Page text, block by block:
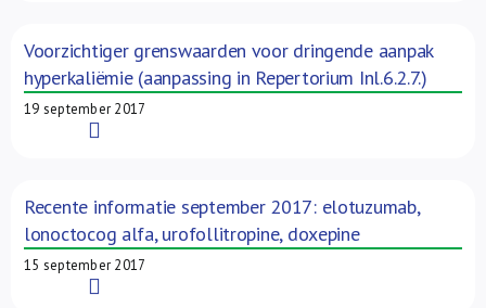
Voorzichtiger grenswaarden voor dringende aanpak
hyperkaliëmie (aanpassing in Repertorium Inl.6.2.7.)
19 september 2017
Recente informatie september 2017: elotuzumab,
lonoctocog alfa, urofollitropine, doxepine
15 september 2017